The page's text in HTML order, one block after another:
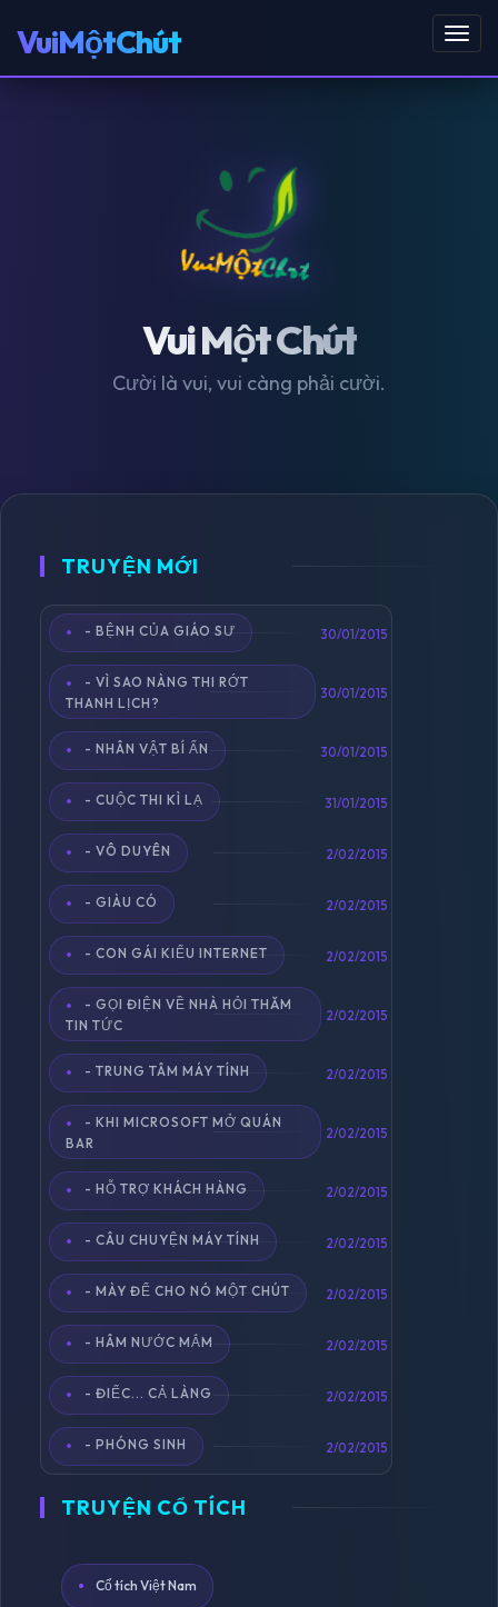
VuiMộtChút
Vui Một Chút
Cười là vui, vui càng phải cười.
TRUYỆN MỚI
- BỆNH CỦA GIÁO SƯ 30/01/2015
- VÌ SAO NÀNG THI RỚT
THANH LỊCH?
30/01/2015
- NHÂN VẬT BÍ ẨN 30/01/2015
- CUỘC THI KÌ LẠ 31/01/2015
- VÔ DUYÊN 2/02/2015
- GIÀU CÓ 2/02/2015
- CON GÁI KIỂU INTERNET 2/02/2015
- GỌI ĐIỆN VỀ NHÀ HỎI THĂM
TIN TỨC
2/02/2015
- TRUNG TÂM MÁY TÍNH 2/02/2015
- KHI MICROSOFT MỞ QUÁN
BAR
2/02/2015
- HỖ TRỢ KHÁCH HÀNG 2/02/2015
- CÂU CHUYỆN MÁY TÍNH 2/02/2015
- MÀY ĐỂ CHO NÓ MỘT CHÚT 2/02/2015
- HÂM NƯỚC MẮM 2/02/2015
- ĐIẾC... CẢ LÀNG 2/02/2015
- PHÓNG SINH 2/02/2015
TRUYỆN CỔ TÍCH
Cổ tích Việt Nam